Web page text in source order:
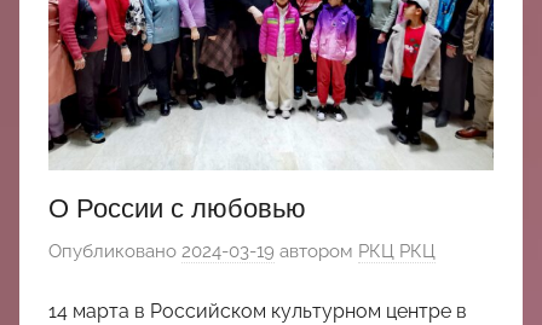
中
心
О России с любовью
Опубликовано 2024-03-19 автором РКЦ РКЦ
14 марта в Российском культурном центре в